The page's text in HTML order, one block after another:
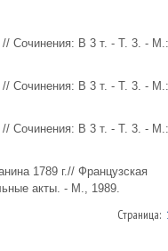
// Сочинения: В 3 т. - Т. 3. - М.:
// Сочинения: В 3 т. - Т. 3. - М.:
// Сочинения: В 3 т. - Т. 3. - М.:
1789 г.// Французская
акты. - М., 1989.
Страница: